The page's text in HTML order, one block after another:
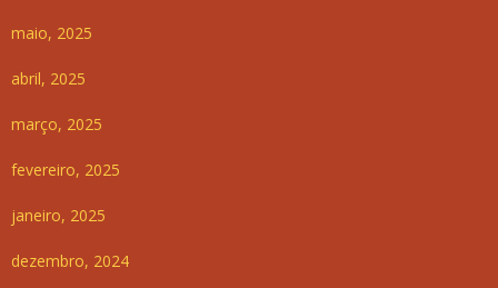
maio, 2025
abril, 2025
março, 2025
fevereiro, 2025
janeiro, 2025
dezembro, 2024